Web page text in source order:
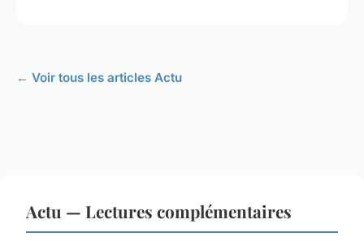
← Voir tous les articles Actu
Actu — Lectures complémentaires